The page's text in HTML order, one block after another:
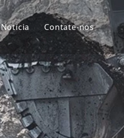
Notícia
Notícias da empresa
Projetos
Contate-nos